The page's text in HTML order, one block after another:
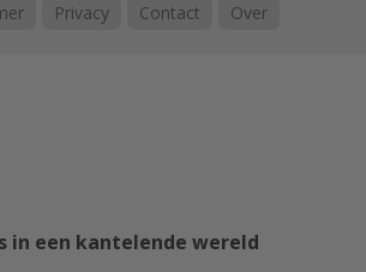
Privacy Contact Over
in een kantelende wereld